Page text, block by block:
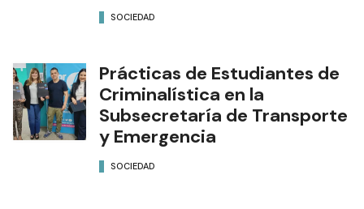
SOCIEDAD
Prácticas de Estudiantes de
Criminalística en la
Subsecretaría de Transporte
y Emergencia
SOCIEDAD